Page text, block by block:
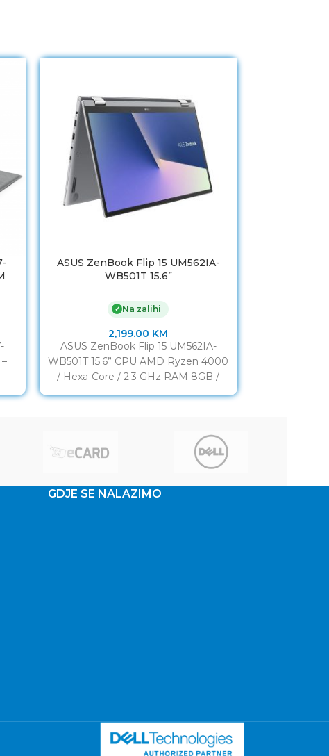
ASUS ZenBook Flip 15 UM562IA-
WB501T 15.6”
✓ Na zalihi
2,199.00 KM
ASUS ZenBook Flip 15 UM562IA-
WB501T 15.6” CPU AMD Ryzen 4000
/ Hexa-Core / 2.3 GHz RAM 8GB /
GDJE SE NALAZIMO